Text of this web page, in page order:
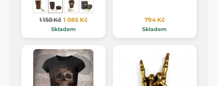
1 150 Kč 1 085 Kč
Skladem
794 Kč
Skladem